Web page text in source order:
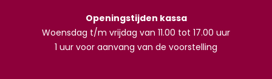
Openingstijden kassa
Woensdag t/m vrijdag van 11.00 tot 17.00 uur
1 uur voor aanvang van de voorstelling